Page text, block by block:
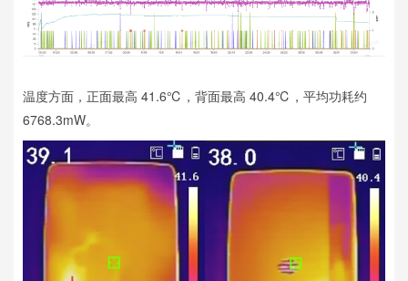
温度方面，正面最高 41.6℃，背面最高 40.4℃，平均功耗约
6768.3mW。